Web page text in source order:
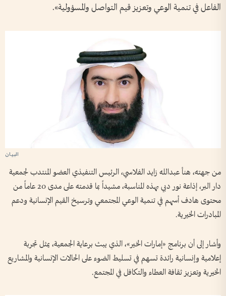
الفاعل في تنمية الوعي وتعزيز قيم التواصل والمسؤولية».
من جهته، هنأ عبدالله زايد الفلاسي، الرئيس التنفيذي العضو المنتدب لجمعية
دار البر، إذاعة نور دبي بهذه المناسبة، مشيداً بما قدمته على مدى 20 عاماً من
محتوى هادف أسهم في تنمية الوعي المجتمعي وترسيخ القيم الإنسانية ودعم
المبادرات الخيرية.
وأشار إلى أن برنامج «إمارات الخير»، الذي يبث برعاية الجمعية، يمثل تجربة
إعلامية وإنسانية رائدة تسهم في تسليط الضوء على الحالات الإنسانية والمشاريع
الخيرية وتعزيز ثقافة العطاء والتكافل في المجتمع.